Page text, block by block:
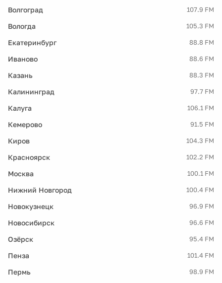
Волгоград 107.9 FM
Вологда 105.3 FM
Екатеринбург 88.8 FM
Иваново 88.6 FM
Казань 88.3 FM
Калининград 97.7 FM
Калуга 106.1 FM
Кемерово 91.5 FM
Киров 104.3 FM
Красноярск 102.2 FM
Москва 100.1 FM
Нижний Новгород 100.4 FM
Новокузнецк 96.9 FM
Новосибирск 96.6 FM
Озёрск 95.4 FM
Пенза 101.4 FM
Пермь 98.9 FM